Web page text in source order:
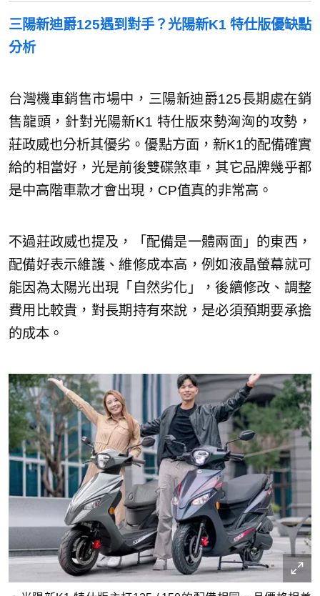
三陽新迪爵125遇到對手？光陽新K1 特仕版優缺點
分析
台灣機車銷售市場中，三陽新迪爵125長期處在銷
售龍頭，針對光陽新K1 特仕版來勢洶洶的攻勢，
莊政威也分析其優劣。優點方面，新K1的配備確實
給的相當好，光是前後雙碟煞車，其它品牌幾乎都
是中高階車款才會出現，CP值真的非常高。
不過莊政威也提及，「配備是一體兩面」的東西，
配備好表示維護、維修成本高，例如液晶螢幕就可
能因為太陽光出現「自然劣化」，後續修改、調整
費用比較貴，對長期持有來說，是必須預期要承擔
的成本。